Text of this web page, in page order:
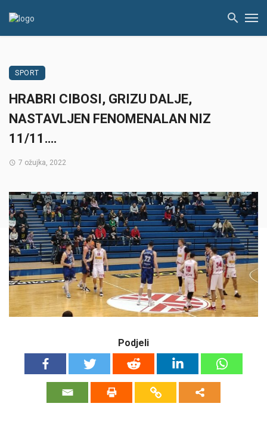
SPORT
HRABRI CIBOSI, GRIZU DALJE,
NASTAVLJEN FENOMENALAN NIZ
11/11….
7 ožujka, 2022
Podjeli